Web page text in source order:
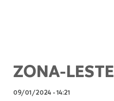
ZONA-LESTE
09/01/2024-14:21